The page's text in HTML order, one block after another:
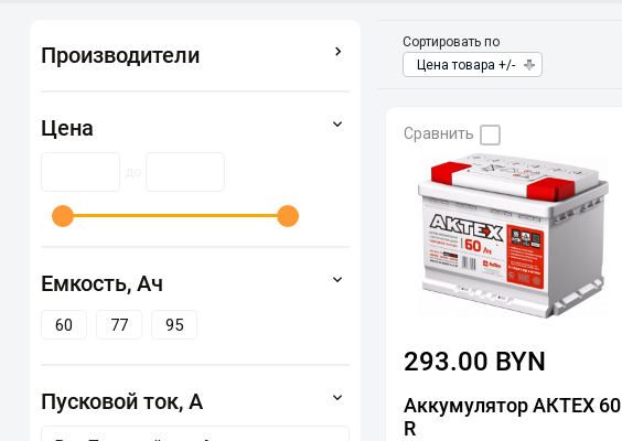
Производители
Цена
Емкость, Ач
60 77 95
Пусковой ток, А
Сортировать по
Цена товара +/-
Сравнить
293.00 BYN
Аккумулятор АКТЕХ 60
R